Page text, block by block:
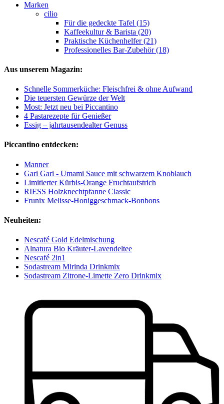
Marken
cilio
Für die gedeckte Tafel (15)
Kaffeekultur & Barista (20)
Praktische Küchenhelfer (21)
Professionelles Bar-Zubehör (18)
Aus unserem Magazin:
Schnelle Sommerküche: Fleischfrei & ohne Aufwand
Die teuersten Gewürze der Welt
Most: Jetzt neu bei Piccantino
4 Pastarezepte für Genießer
Essig – jahrtausendealter Genuss
Piccantino entdecken:
Manner
Gari Gari - Umami Sauce mit schwarzem Knoblauch
Limitierter Kürbis-Orange Fruchtaufstrich
RIESS Holzknechtpfanne Classic
Frunix Melisse-Honiggeschmack-Bonbons
Neuheiten:
Nescafé Gold Edelmischung
Alnatura Bio Kräuter-Lavendeltee
Nescafé 2in1
Sodastream Mirinda Drinkmix
Sodastream Zitrone-Limette Zero Drinkmix